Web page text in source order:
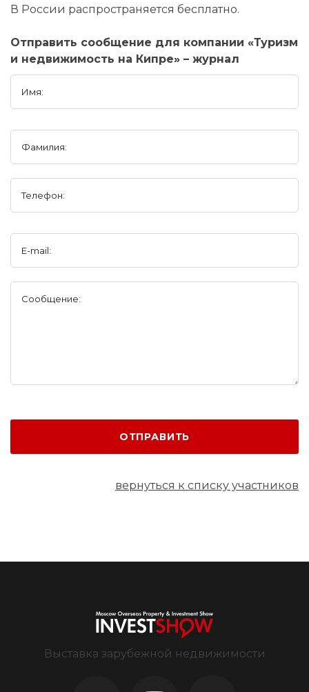
В России распространяется бесплатно.
Отправить сообщение для компании «Туризм
и недвижимость на Кипре» – журнал
Имя:
Фамилия:
Телефон:
E-mail:
Сообщение:
ОТПРАВИТЬ
вернуться к списку участников
Выставка зарубежной недвижимости